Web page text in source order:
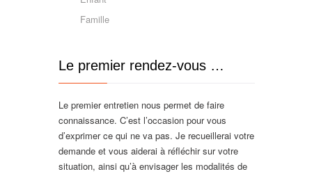
Famille
Le premier rendez-vous …
Le premier entretien nous permet de faire
connaissance. C’est l’occasion pour vous
d’exprimer ce qui ne va pas. Je recueillerai votre
demande et vous aiderai à réfléchir sur votre
situation, ainsi qu’à envisager les modalités de